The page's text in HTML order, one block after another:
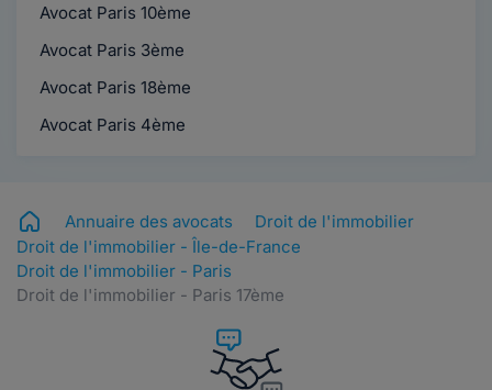
Avocat Paris 10ème
Avocat Paris 3ème
Avocat Paris 18ème
Avocat Paris 4ème
Annuaire des avocats
Droit de l'immobilier
Droit de l'immobilier - Île-de-France
Droit de l'immobilier - Paris
Droit de l'immobilier - Paris 17ème